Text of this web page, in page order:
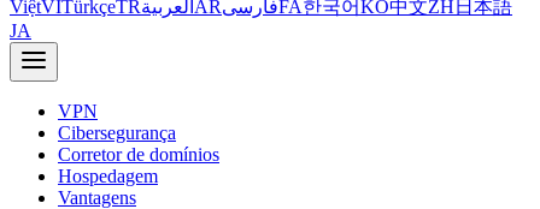
ViệtVITürkçeTRالعربية ARفارسیFA한국어KO中文ZH 日本語
JA
VPN
Cibersegurança
Corretor de domínios
Hospedagem
Vantagens